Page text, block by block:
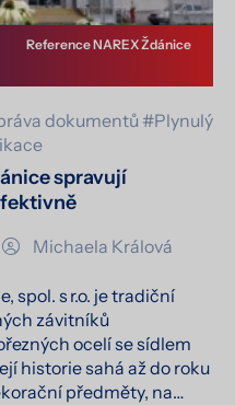
dokumentů #Plynulý
spravují
Michaela Králová
spol. s r.o. je tradiční
závitníků
ocelí se sídlem
historie sahá až do roku
předměty, na…
Reference NAREX Ždánice